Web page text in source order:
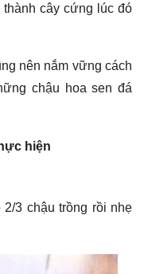
thành cây cứng lúc đó
nên nắm vững cách
chậu hoa sen đá
hiện
3 chậu trồng rồi nhẹ